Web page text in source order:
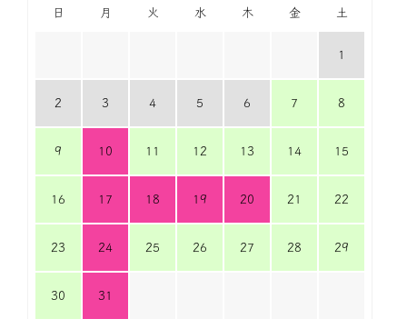
日 月 火 水 木 金 土
1
2 3 4 5 6 7 8
9 10 11 12 13 14 15
16 17 18 19 20 21 22
23 24 25 26 27 28 29
30 31